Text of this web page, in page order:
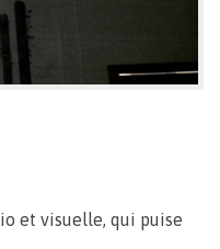
et visuelle, qui puise